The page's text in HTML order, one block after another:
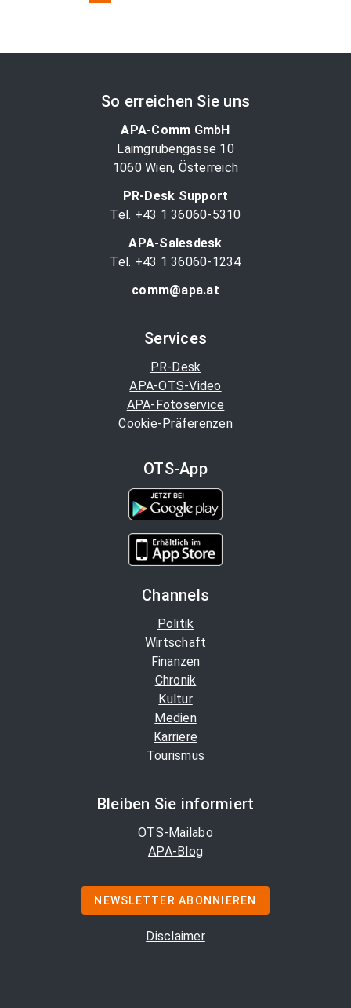
So erreichen Sie uns
APA-Comm GmbH
Laimgrubengasse 10
1060 Wien, Österreich
PR-Desk Support
Tel. +43 1 36060-5310
APA-Salesdesk
Tel. +43 1 36060-1234
comm@apa.at
Services
PR-Desk
APA-OTS-Video
APA-Fotoservice
Cookie-Präferenzen
OTS-App
Channels
Politik
Wirtschaft
Finanzen
Chronik
Kultur
Medien
Karriere
Tourismus
Bleiben Sie informiert
OTS-Mailabo
APA-Blog
NEWSLETTER ABONNIEREN
Disclaimer